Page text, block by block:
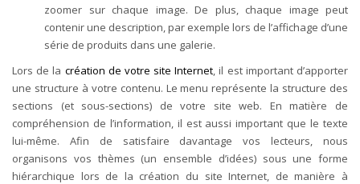
zoomer sur chaque image. De plus, chaque image peut
contenir une description, par exemple lors de l’affichage d’une
série de produits dans une galerie.
Lors de la création de votre site Internet, il est important d’apporter
une structure à votre contenu. Le menu représente la structure des
sections (et sous-sections) de votre site web. En matière de
compréhension de l’information, il est aussi important que le texte
lui-même. Afin de satisfaire davantage vos lecteurs, nous
organisons vos thèmes (un ensemble d’idées) sous une forme
hiérarchique lors de la création du site Internet, de manière à